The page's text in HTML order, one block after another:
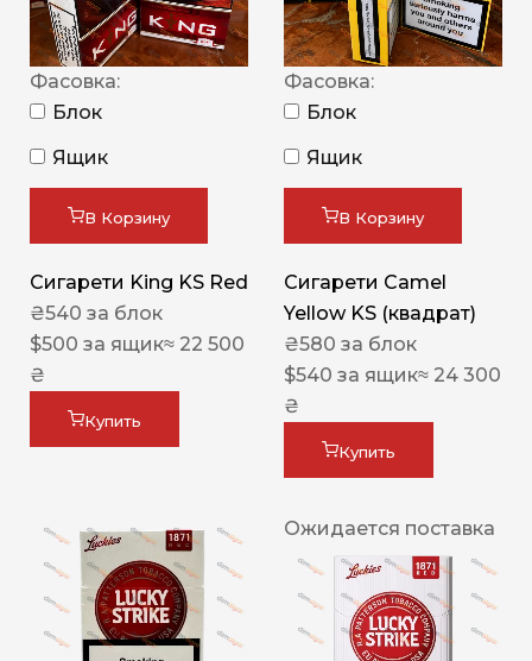
Фасовка:
Блок
Ящик
В Корзину
Сигарети King KS Red
₴540 за блок
$500 за ящик≈ 22 500
₴
Купить
Фасовка:
Блок
Ящик
В Корзину
Сигарети Camel
Yellow KS (квадрат)
₴580 за блок
$540 за ящик≈ 24 300
₴
Купить
Ожидается поставка